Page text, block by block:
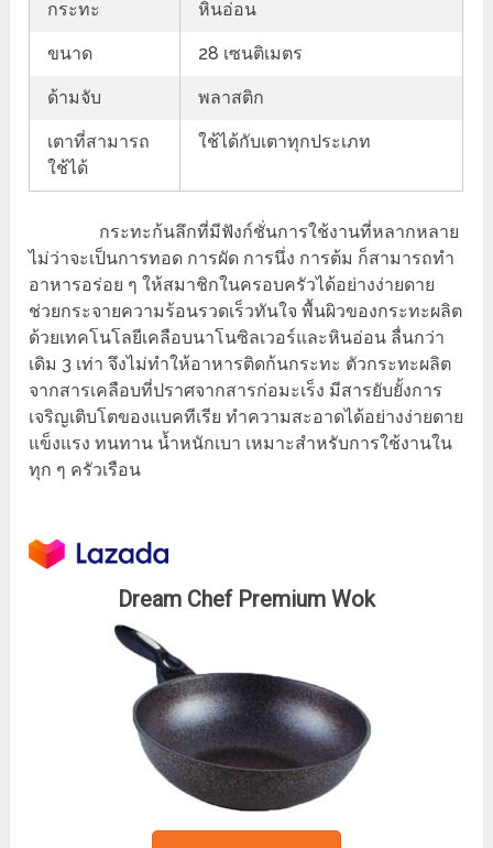
กระทะ
หินอ่อน
ขนาด 28 เซนติเมตร
ด้ามจับ พลาสติก
เตาที่สามารถ
ใช้ได้
ใช้ได้กับเตาทุกประเภท
กระทะก้นลึกที่มีฟังก์ชั่นการใช้งานที่หลากหลาย
ไม่ว่าจะเป็นการทอด การผัด การนึ่ง การต้ม ก็สามารถทำ
อาหารอร่อย ๆ ให้สมาชิกในครอบครัวได้อย่างง่ายดาย
ช่วยกระจายความร้อนรวดเร็วทันใจ พื้นผิวของกระทะผลิต
ด้วยเทคโนโลยีเคลือบนาโนซิลเวอร์และหินอ่อน ลื่นกว่า
เดิม 3 เท่า จึงไม่ทำให้อาหารติดก้นกระทะ ตัวกระทะผลิต
จากสารเคลือบที่ปราศจากสารก่อมะเร็ง มีสารยับยั้งการ
เจริญเติบโตของแบคทีเรีย ทำความสะอาดได้อย่างง่ายดาย
แข็งแรง ทนทาน น้ำหนักเบา เหมาะสำหรับการใช้งานใน
ทุก ๆ ครัวเรือน
Dream Chef Premium Wok